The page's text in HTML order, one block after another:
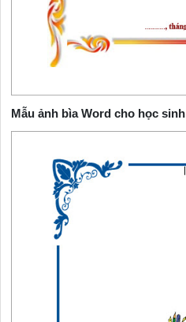
Mẫu ảnh bìa Word cho học sinh